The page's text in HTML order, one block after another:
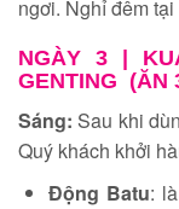
ngơi. Nghỉ đêm
NGÀY 3 |
GENTING (ĂN
Sáng: Sau khi
Quý khách khởi
Động Batu: